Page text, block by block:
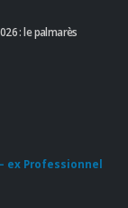
: le palmarès
ex Professionnel